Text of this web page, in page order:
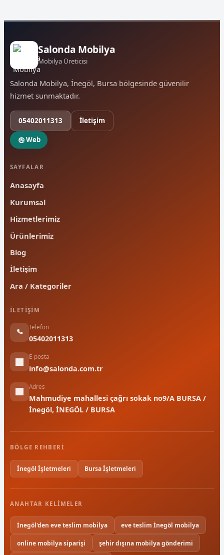
Salonda Mobilya
Mobilya Üreticisi
Salonda Mobilya, İnegöl, Bursa bölgesinde güvenilir
hizmet sunmaktadır.
05402011313 İletişim
Web
SAYFALAR
Anasayfa
Kurumsal
Hizmetlerimiz
Ürünlerimiz
Blog
İletişim
Ara / Kategoriler
İLETIŞIM
Telefon
05402011313
E-posta
info@salonda.com.tr
Adres
Mahmudiye mahallesi çağrı sokak no9/A BURSA /
İnegöl, İNEGÖL / BURSA
BÖLGE REHBERI
İnegöl İşletmeleri Bursa İşletmeleri
ANAHTAR KELIMELER
İnegöl'den eve teslim mobilya eve teslim İnegöl mobilya
online mobilya siparişi şehir dışına mobilya gönderimi